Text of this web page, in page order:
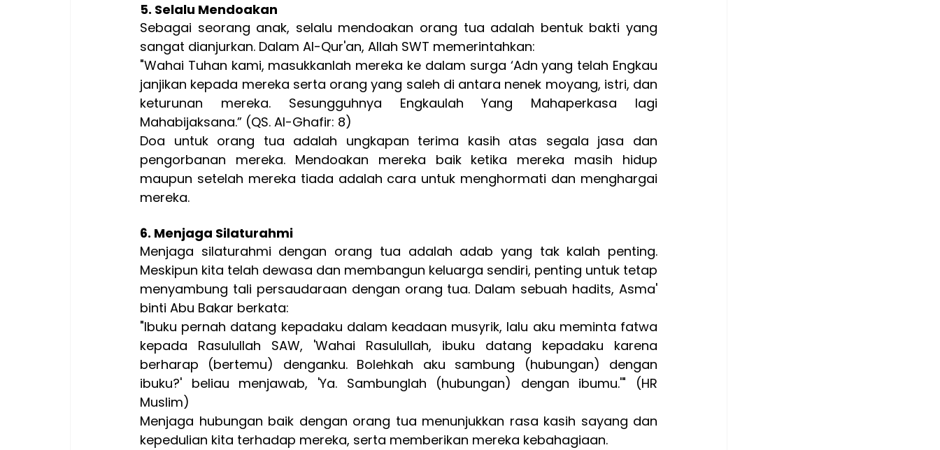
5. Selalu Mendoakan
Sebagai seorang anak, selalu mendoakan orang tua adalah bentuk bakti yang
sangat dianjurkan. Dalam Al-Qur'an, Allah SWT memerintahkan:
"Wahai Tuhan kami, masukkanlah mereka ke dalam surga ‘Adn yang telah Engkau
janjikan kepada mereka serta orang yang saleh di antara nenek moyang, istri, dan
keturunan mereka. Sesungguhnya Engkaulah Yang Mahaperkasa lagi
Mahabijaksana.” (QS. Al-Ghafir: 8)
Doa untuk orang tua adalah ungkapan terima kasih atas segala jasa dan
pengorbanan mereka. Mendoakan mereka baik ketika mereka masih hidup
maupun setelah mereka tiada adalah cara untuk menghormati dan menghargai
mereka.
6. Menjaga Silaturahmi
Menjaga silaturahmi dengan orang tua adalah adab yang tak kalah penting.
Meskipun kita telah dewasa dan membangun keluarga sendiri, penting untuk tetap
menyambung tali persaudaraan dengan orang tua. Dalam sebuah hadits, Asma'
binti Abu Bakar berkata:
"Ibuku pernah datang kepadaku dalam keadaan musyrik, lalu aku meminta fatwa
kepada Rasulullah SAW, 'Wahai Rasulullah, ibuku datang kepadaku karena
berharap (bertemu) denganku. Bolehkah aku sambung (hubungan) dengan
ibuku?' beliau menjawab, 'Ya. Sambunglah (hubungan) dengan ibumu.'" (HR
Muslim)
Menjaga hubungan baik dengan orang tua menunjukkan rasa kasih sayang dan
kepedulian kita terhadap mereka, serta memberikan mereka kebahagiaan.